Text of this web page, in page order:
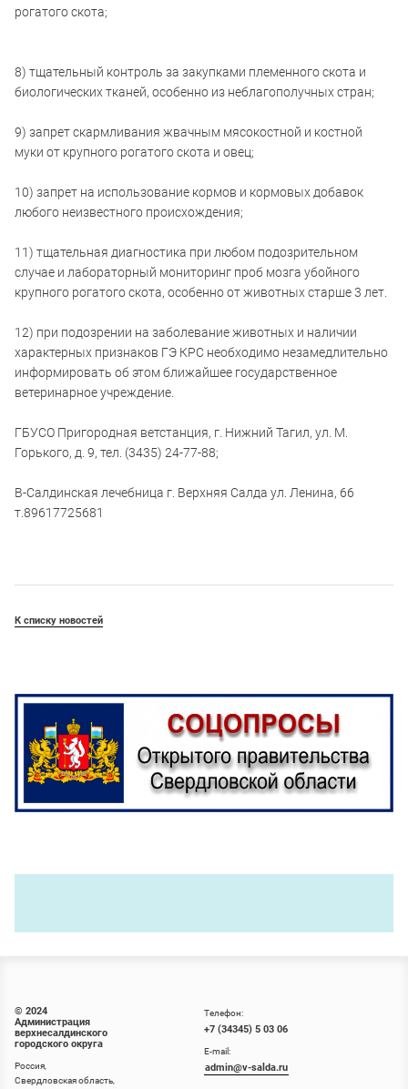
рогатого скота;
8) тщательный контроль за закупками племенного скота и
биологических тканей, особенно из неблагополучных стран;
9) запрет скармливания жвачным мясокостной и костной
муки от крупного рогатого скота и овец;
10) запрет на использование кормов и кормовых добавок
любого неизвестного происхождения;
11) тщательная диагностика при любом подозрительном
случае и лабораторный мониторинг проб мозга убойного
крупного рогатого скота, особенно от животных старше 3 лет.
12) при подозрении на заболевание животных и наличии
характерных признаков ГЭ КРС необходимо незамедлительно
информировать об этом ближайшее государственное
ветеринарное учреждение.
ГБУСО Пригородная ветстанция, г. Нижний Тагил, ул. М.
Горького, д. 9, тел. (3435) 24-77-88;
В-Салдинская лечебница г. Верхняя Салда ул. Ленина, 66
т.89617725681
К списку новостей
© 2024
Администрация
верхнесалдинского
городского округа
Россия,
Свердловская область,
Телефон:
+7 (34345) 5 03 06
E-mail:
admin@v-salda.ru